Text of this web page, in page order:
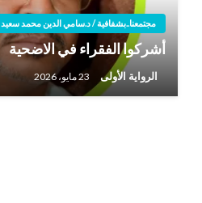
مجتمعنا..بشفافية / د.سامي الدين محمد سعيد
أشركوا الفقراء في الاضحية
الرواية الأولى 23 مايو، 2026